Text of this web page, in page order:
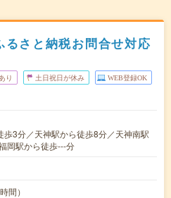
るさと納税お問合せ対応
り 土日祝日が休み WEB登録OK
歩3分／天神駅から徒歩8分／天神南駅
岡駅から徒歩---分
間）